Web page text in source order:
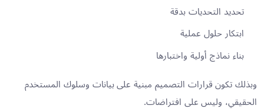
تحديد التحديات بدقة
ابتكار حلول عملية
بناء نماذج أولية واختبارها
وبذلك تكون قرارات التصميم مبنية على بيانات وسلوك المستخدم
الحقيقي، وليس على افتراضات.